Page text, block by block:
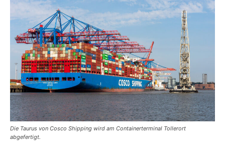
Die Taurus von Cosco Shipping wird am Containerterminal Tollerort
abgefertigt.